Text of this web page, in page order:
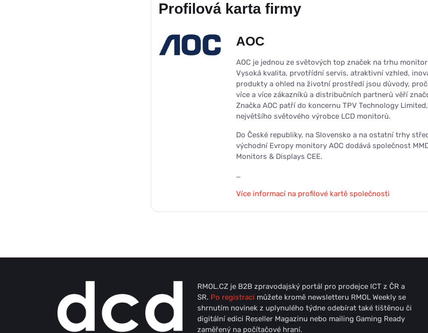
Profilová karta firmy
AOC
AOC je jednou ze světových top značek na trhu
Vysoká kvalita, prvotřídní servis, atraktivní vzhled,
produkty a ohled na životní prostředí jsou důvody,
více a více zákazníků a distribučních partnerů věří
Značka AOC patří do koncernu TPV Technology Limited,
největšího světového výrobce LCD monitorů.
Do České republiky, na Slovensko a na ostatní trhy
východní Evropy monitory AOC dodává společnost
Monitors & Displays CEE.
…
Více informací na profilové kartě společnosti
RMOL.CZ je B2B zpravodajský portál pro prodejce ICT z ČR a
SR. Po registraci můžete kromě newsletteru RMOL Weekly se
shrnutím novinek z uplynulého týdne odebírat také tištěnou či
digitální edici Reseller Magazinu nebo mailing Gaming Ready
zaměřený na počítačové hraní.